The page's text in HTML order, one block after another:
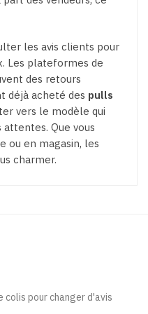
les avis clients pour
Les plateformes de
des retours
déjà acheté des pulls
vers le modèle qui
Que vous
ou en magasin, les
charmer.
colis pour changer d'avis